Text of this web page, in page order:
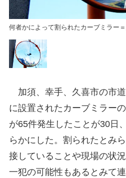
何者かによって割られたカーブミラー
加須、幸手、久喜市の市
に設置されたカーブミラー
が65件発生したことが30日
らかにした。割られたとみ
接していることや現場の状
一犯の可能性もあるとみて